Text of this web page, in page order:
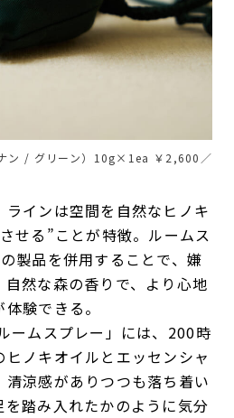
ン / グリーン）10g×1ea ￥2,600／
ラインは空間を自然なヒノキ
せる”ことが特徴。ルームス
製品を併用することで、嫌
然な森の香りで、より心地
験できる。
ームスプレー」には、200時
ノキオイルとエッセンシャ
涼感がありつつも落ち着い
踏み入れたかのように気分